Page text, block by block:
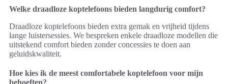
Welke draadloze koptelefoons bieden langdurig comfort?
Draadloze koptelefoons bieden extra gemak en vrijheid tijdens
lange luistersessies. We bespreken enkele draadloze modellen die
uitstekend comfort bieden zonder concessies te doen aan
geluidskwaliteit.
Hoe kies ik de meest comfortabele koptelefoon voor mijn